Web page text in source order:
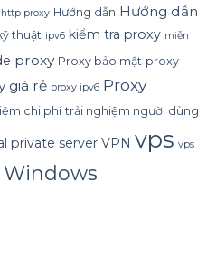
http proxy Hướng dẫn Hướng dẫn
thuật ipv6 kiểm tra proxy miễn
proxy Proxy bảo mật proxy
giá rẻ proxy ipv6 Proxy
chi phí trải nghiệm người dùng
private server VPN vps vps
Windows